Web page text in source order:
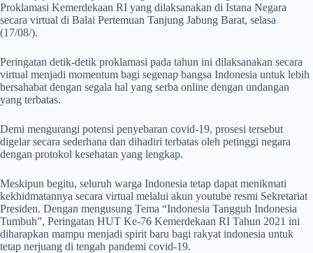
Proklamasi Kemerdekaan RI yang dilaksanakan di Istana Negara
secara virtual di Balai Pertemuan Tanjung Jabung Barat, selasa
(17/08/).
Peringatan detik-detik proklamasi pada tahun ini dilaksanakan secara
virtual menjadi momentum bagi segenap bangsa Indonesia untuk lebih
bersahabat dengan segala hal yang serba online dengan undangan
yang terbatas.
Demi mengurangi potensi penyebaran covid-19, prosesi tersebut
digelar secara sederhana dan dihadiri terbatas oleh petinggi negara
dengan protokol kesehatan yang lengkap.
Meskipun begitu, seluruh warga Indonesia tetap dapat menikmati
kekhidmatannya secara virtual melalui akun youtube resmi Sekretariat
Presiden. Dengan mengusung Tema “Indonesia Tangguh Indonesia
Tumbuh”, Peringatan HUT Ke-76 Kemerdekaan RI Tahun 2021 ini
diharapkan mampu menjadi spirit baru bagi rakyat indonesia untuk
tetap nerjuang di tengah pandemi covid-19.